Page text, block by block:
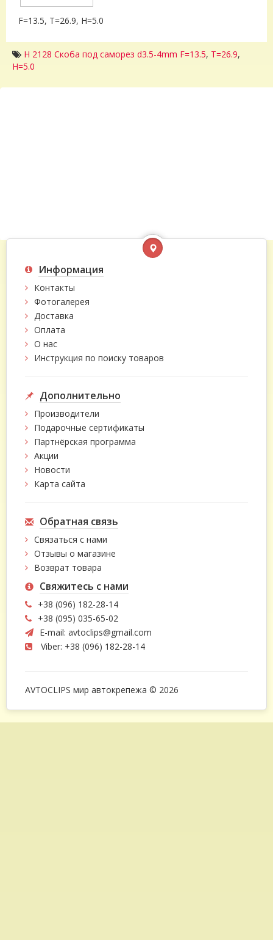
F=13.5, T=26.9, H=5.0
H 2128 Скоба под саморез d3.5-4mm F=13.5, T=26.9,
H=5.0
Информация
Контакты
Фотогалерея
Доставка
Оплата
О нас
Инструкция по поиску товаров
Дополнительно
Производители
Подарочные сертификаты
Партнёрская программа
Акции
Новости
Карта сайта
Обратная связь
Связаться с нами
Отзывы о магазине
Возврат товара
Свяжитесь с нами
+38 (096) 182-28-14
+38 (095) 035-65-02
E-mail: avtoclips@gmail.com
Viber: +38 (096) 182-28-14
AVTOCLIPS мир автокрепежа © 2026